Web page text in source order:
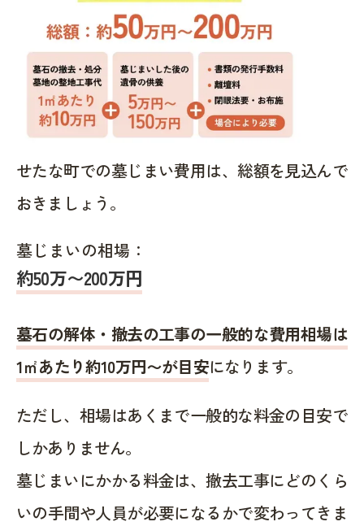
せたな町での墓じまい費用は、総額を見込んで
おきましょう。
墓じまいの相場：
約50万〜200万円
墓石の解体・撤去の工事の一般的な費用相場は
1㎡あたり約10万円〜が目安になります。
ただし、相場はあくまで一般的な料金の目安で
しかありません。
墓じまいにかかる料金は、撤去工事にどのくら
いの手間や人員が必要になるかで変わってきま